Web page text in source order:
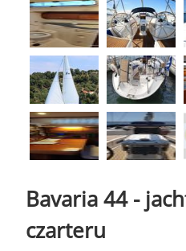
Bavaria 44 -
czarteru